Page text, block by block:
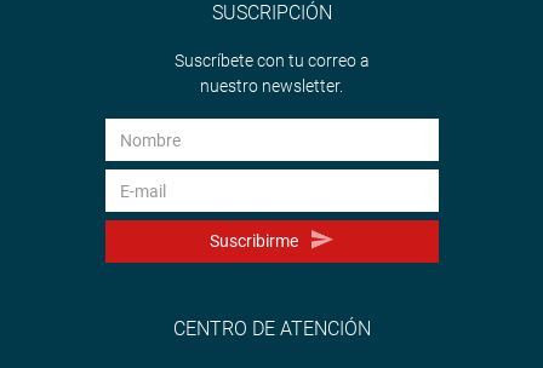
SUSCRIPCIÓN
Suscríbete con tu correo a
nuestro newsletter.
Suscribirme
CENTRO DE ATENCIÓN